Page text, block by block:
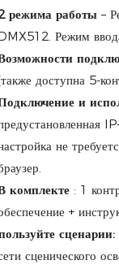
режима работы –
Режим
доступна 5-
и
не
комплекте : 1
+
сценарии:
сценического